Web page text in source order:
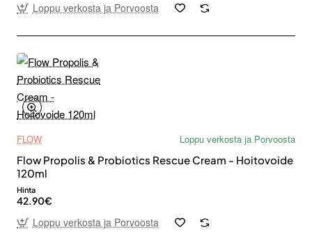
Loppu verkosta ja Porvoosta
FLOW
Loppu verkosta ja Porvoosta
Flow Propolis & Probiotics Rescue Cream - Hoitovoide
120ml
Hinta
42.90€
Loppu verkosta ja Porvoosta